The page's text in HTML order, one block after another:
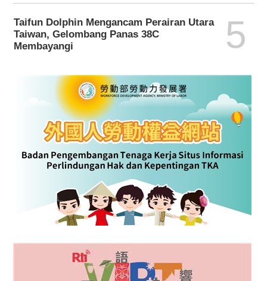
Taifun Dolphin Mengancam Perairan Utara
Taiwan, Gelombang Panas 38C
Membayangi
5